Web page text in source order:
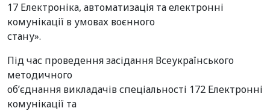
17 Електроніка, автоматизація та електронні
комунікації в умовах воєнного
стану».
Під час проведення засідання Всеукраїнського
методичного
об’єднання викладачів спеціальності 172 Електронні
комунікації та